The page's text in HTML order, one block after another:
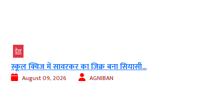
देश
बारामती में फिर प्लेन क्रैश, प्रशिक्षण उड़ान के...
August 09, 2026 Digvijay